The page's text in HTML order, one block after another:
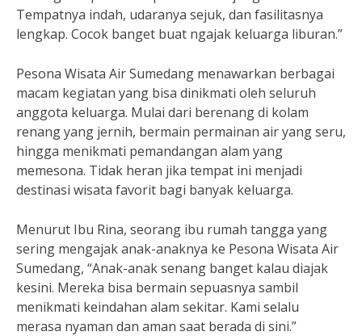
Tempatnya indah, udaranya sejuk, dan fasilitasnya
lengkap. Cocok banget buat ngajak keluarga liburan.”
Pesona Wisata Air Sumedang menawarkan berbagai
macam kegiatan yang bisa dinikmati oleh seluruh
anggota keluarga. Mulai dari berenang di kolam
renang yang jernih, bermain permainan air yang seru,
hingga menikmati pemandangan alam yang
memesona. Tidak heran jika tempat ini menjadi
destinasi wisata favorit bagi banyak keluarga.
Menurut Ibu Rina, seorang ibu rumah tangga yang
sering mengajak anak-anaknya ke Pesona Wisata Air
Sumedang, “Anak-anak senang banget kalau diajak
kesini. Mereka bisa bermain sepuasnya sambil
menikmati keindahan alam sekitar. Kami selalu
merasa nyaman dan aman saat berada di sini.”